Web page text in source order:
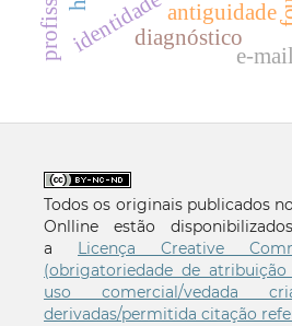
antiguidade
diagnóstico
identidade e-mail
Todos os originais publicados
Onlline estão
a
Licença Creative
(obrigatoriedade de
uso comercial/vedada
derivadas/permitida citação